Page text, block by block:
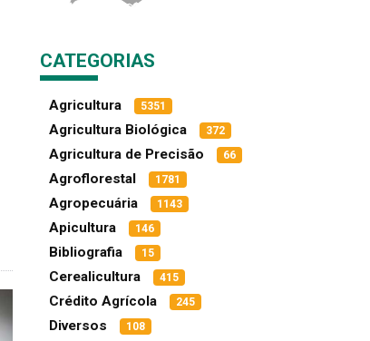
CATEGORIAS
Agricultura 5351
Agricultura Biológica 372
Agricultura de Precisão 66
Agroflorestal 1781
Agropecuária 1143
Apicultura 146
Bibliografia 15
Cerealicultura 415
Crédito Agrícola 245
Diversos 108